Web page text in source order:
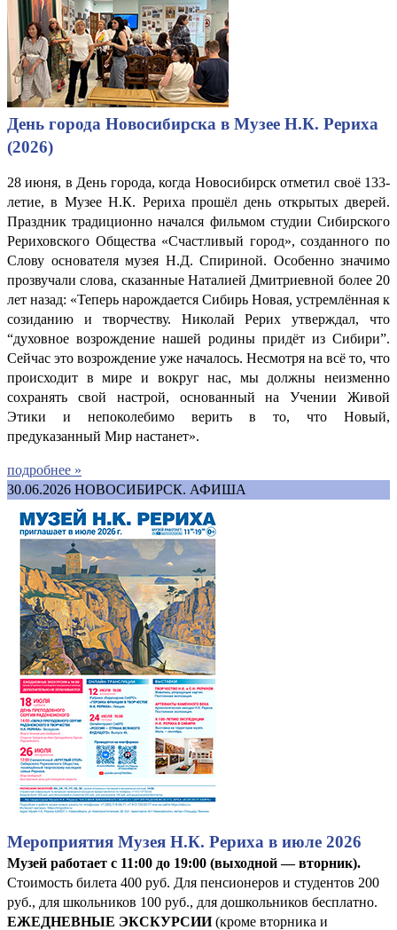
День города Новосибирска в Музее Н.К. Рериха
(2026)
28 июня, в День города, когда Новосибирск отметил своё 133-
летие, в Музее Н.К. Рериха прошёл день открытых дверей.
Праздник традиционно начался фильмом студии Сибирского
Рериховского Общества «Счастливый город», созданного по
Слову основателя музея Н.Д. Спириной. Особенно значимо
прозвучали слова, сказанные Наталией Дмитриевной более 20
лет назад: «Теперь нарождается Сибирь Новая, устремлённая к
созиданию и творчеству. Николай Рерих утверждал, что
“духовное возрождение нашей родины придёт из Сибири”.
Сейчас это возрождение уже началось. Несмотря на всё то, что
происходит в мире и вокруг нас, мы должны неизменно
сохранять свой настрой, основанный на Учении Живой
Этики и непоколебимо верить в то, что Новый,
предуказанный Мир настанет».
подробнее »
30.06.2026 НОВОСИБИРСК. АФИША
Мероприятия Музея Н.К. Рериха в июле 2026
Музей работает с 11:00 до 19:00 (выходной — вторник).
Стоимость билета 400 руб. Для пенсионеров и студентов 200
руб., для школьников 100 руб., для дошкольников бесплатно.
ЕЖЕДНЕВНЫЕ ЭКСКУРСИИ(кроме вторника и